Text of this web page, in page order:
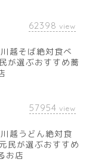
62398 view
越そば絶対食べ
が選ぶおすすめ蕎
57954 view
越うどん絶対食
民が選ぶおすすめ
お店